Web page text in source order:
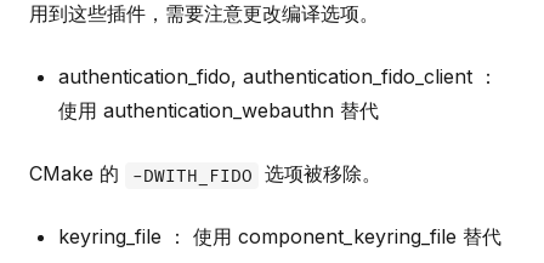
用到这些插件，需要注意更改编译选项。
authentication_fido, authentication_fido_client ：
使用 authentication_webauthn 替代
CMake 的 -DWITH_FIDO 选项被移除。
keyring_file ： 使用 component_keyring_file 替代